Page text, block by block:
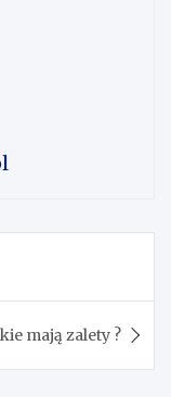
mają zalety ?